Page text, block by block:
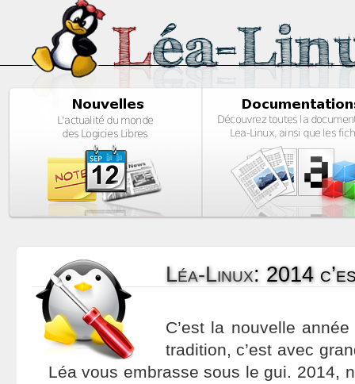
Léa-Linux: 2014
C’est la nouvelle
tradition, c’est avec
Léa vous embrasse sous le gui. 2014,